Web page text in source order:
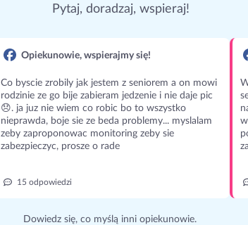
Pytaj, doradzaj, wspieraj!
Opiekunowie, wspierajmy się!
Co byscie zrobily jak jestem z seniorem a on mowi
rodzinie ze go bije zabieram jedzenie i nie daje pic
😞. ja juz nie wiem co robic bo to wszystko
nieprawda, boje sie ze beda problemy... myslalam
zeby zaproponowac monitoring zeby sie
zabezpieczyc, prosze o rade
15 odpowiedzi
Dowiedz się, co myślą inni opiekunowie.